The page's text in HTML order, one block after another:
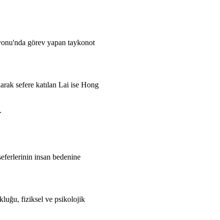
görev yapan taykonot
sefere katılan Lai ise Hong
insan bedenine
fiziksel ve psikolojik